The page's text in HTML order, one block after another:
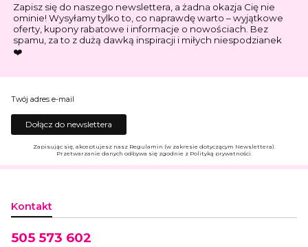
Zapisz się do naszego newslettera, a żadna okazja Cię nie
ominie! Wysyłamy tylko to, co naprawdę warto – wyjątkowe
oferty, kupony rabatowe i informacje o nowościach. Bez
spamu, za to z dużą dawką inspiracji i miłych niespodzianek
❤️
Twój adres e-mail
Dołącz do newslettera
Zapisując się, akceptujesz nasz Regulamin (w zakresie dotyczącym Newslettera).
Przetwarzanie danych odbywa się zgodnie z Polityką prywatności.
Kontakt
505 573 602